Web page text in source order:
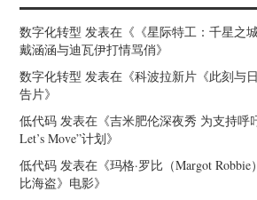
数字化转型 发表在《 《星际特工：千星之
戴涵涵与迪瓦伊打情骂俏》
数字化转型 发表在《科波拉新片《此刻与
告片》
低代码 发表在《吉米肥伦深夜秀 为支持呼
Let’s Move”计划》
低代码 发表在《玛格·罗比（Margot
比海盗》电影》